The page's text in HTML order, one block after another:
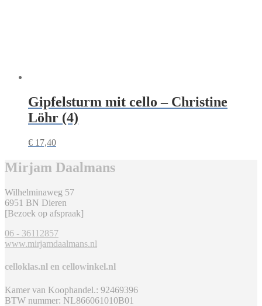
Gipfelsturm mit cello – Christine
Löhr (4)
€ 17,40
Mirjam Daalmans
Wilhelminaweg 57
6951 BN Dieren
[Bezoek op afspraak]
06 - 36112857
www.mirjamdaalmans.nl
celloklas.nl en cellowinkel.nl
Kamer van Koophandel.: 92469396
BTW nummer: NL866061010B01